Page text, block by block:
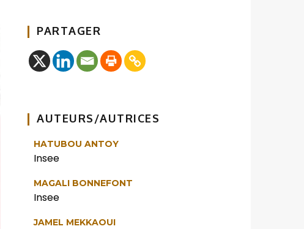
PARTAGER
AUTEURS/AUTRICES
HATUBOU ANTOY
Insee
MAGALI BONNEFONT
Insee
JAMEL MEKKAOUI